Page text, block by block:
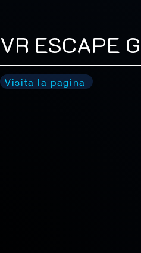
VR ESCAPE
Visita la pagina